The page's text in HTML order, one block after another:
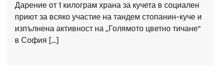
Дарение от 1 килограм храна за кучета в социален
приют за всяко участие на тандем стопанин-куче и
изпълнена активност на „Голямото цветно тичане“
в София […]